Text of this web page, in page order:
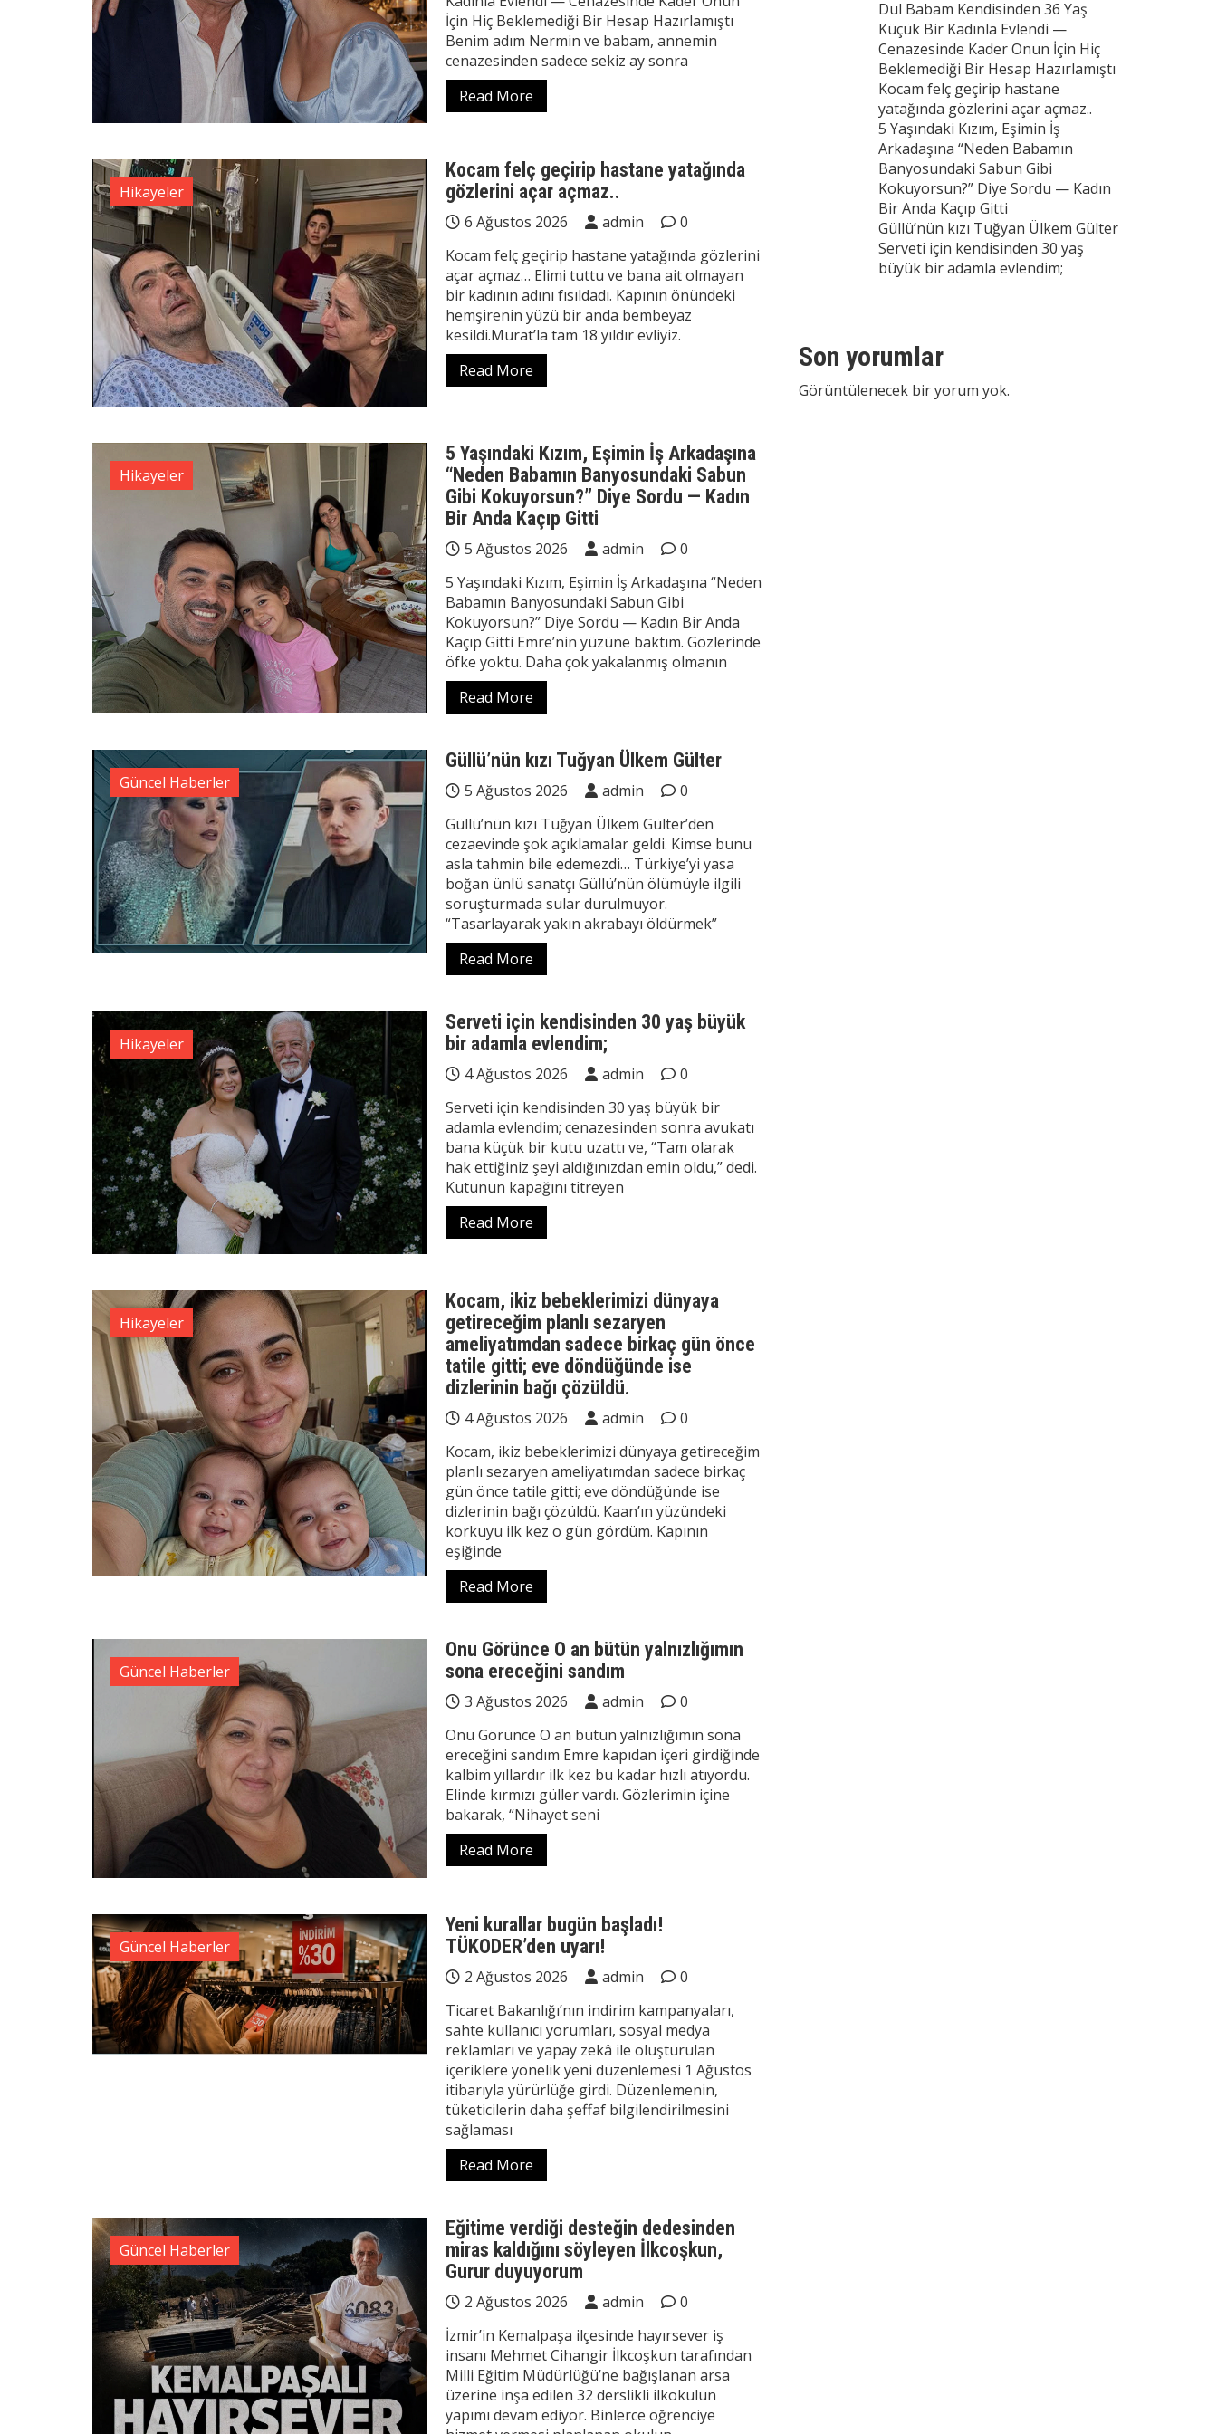
İçin Hiç Beklemediği Bir Hesap Hazırlamıştı
Benim adım Nermin ve babam, annemin
cenazesinden sadece sekiz ay sonra
Read More
Hikayeler
Kocam felç geçirip hastane yatağında
gözlerini açar açmaz..
6 Ağustos 2026 admin
0
Kocam felç geçirip hastane yatağında gözlerini
açar açmaz… Elimi tuttu ve bana ait olmayan
bir kadının adını fısıldadı. Kapının önündeki
hemşirenin yüzü bir anda bembeyaz
kesildi.Murat’la tam 18 yıldır evliyiz.
Read More
Hikayeler
5 Yaşındaki Kızım, Eşimin İş Arkadaşına
“Neden Babamın Banyosundaki Sabun
Gibi Kokuyorsun?” Diye Sordu — Kadın
Bir Anda Kaçıp Gitti
5 Ağustos 2026 admin
0
5 Yaşındaki Kızım, Eşimin İş Arkadaşına “Neden
Babamın Banyosundaki Sabun Gibi
Kokuyorsun?” Diye Sordu — Kadın Bir Anda
Kaçıp Gitti Emre’nin yüzüne baktım. Gözlerinde
öfke yoktu. Daha çok yakalanmış olmanın
Read More
Güncel Haberler
Güllü’nün kızı Tuğyan Ülkem Gülter
5 Ağustos 2026 admin
0
Güllü’nün kızı Tuğyan Ülkem Gülter’den
cezaevinde şok açıklamalar geldi. Kimse bunu
asla tahmin bile edemezdi… Türkiye’yi yasa
boğan ünlü sanatçı Güllü’nün ölümüyle ilgili
soruşturmada sular durulmuyor.
“Tasarlayarak yakın akrabayı öldürmek”
Read More
Hikayeler
Serveti için kendisinden 30 yaş büyük
bir adamla evlendim;
4 Ağustos 2026 admin
0
Serveti için kendisinden 30 yaş büyük bir
adamla evlendim; cenazesinden sonra avukatı
bana küçük bir kutu uzattı ve, “Tam olarak
hak ettiğiniz şeyi aldığınızdan emin oldu,” dedi.
Kutunun kapağını titreyen
Read More
Hikayeler
Kocam, ikiz bebeklerimizi dünyaya
getireceğim planlı sezaryen
ameliyatımdan sadece birkaç gün önce
tatile gitti; eve döndüğünde ise
dizlerinin bağı çözüldü.
4 Ağustos 2026 admin
0
Kocam, ikiz bebeklerimizi dünyaya getireceğim
planlı sezaryen ameliyatımdan sadece birkaç
gün önce tatile gitti; eve döndüğünde ise
dizlerinin bağı çözüldü. Kaan’ın yüzündeki
korkuyu ilk kez o gün gördüm. Kapının
eşiğinde
Read More
Güncel Haberler
Onu Görünce O an bütün yalnızlığımın
sona ereceğini sandım
3 Ağustos 2026 admin
0
Onu Görünce O an bütün yalnızlığımın sona
ereceğini sandım Emre kapıdan içeri girdiğinde
kalbim yıllardır ilk kez bu kadar hızlı atıyordu.
Elinde kırmızı güller vardı. Gözlerimin içine
bakarak, “Nihayet seni
Read More
Güncel Haberler
Yeni kurallar bugün başladı!
TÜKODER’den uyarı!
2 Ağustos 2026 admin
0
Ticaret Bakanlığı’nın indirim kampanyaları,
sahte kullanıcı yorumları, sosyal medya
reklamları ve yapay zekâ ile oluşturulan
içeriklere yönelik yeni düzenlemesi 1 Ağustos
itibarıyla yürürlüğe girdi. Düzenlemenin,
tüketicilerin daha şeffaf bilgilendirilmesini
sağlaması
Read More
Güncel Haberler
Eğitime verdiği desteğin dedesinden
miras kaldığını söyleyen İlkcoşkun,
Gurur duyuyorum
2 Ağustos 2026 admin
0
İzmir’in Kemalpaşa ilçesinde hayırsever iş
insanı Mehmet Cihangir İlkcoşkun tarafından
Milli Eğitim Müdürlüğü’ne bağışlanan arsa
üzerine inşa edilen 32 derslikli ilkokulun
yapımı devam ediyor. Binlerce öğrenciye
Dul Babam Kendisinden 36 Yaş
Küçük Bir Kadınla Evlendi —
Cenazesinde Kader Onun İçin Hiç
Beklemediği Bir Hesap Hazırlamıştı
Kocam felç geçirip hastane
yatağında gözlerini açar açmaz..
5 Yaşındaki Kızım, Eşimin İş
Arkadaşına “Neden Babamın
Banyosundaki Sabun Gibi
Kokuyorsun?” Diye Sordu — Kadın
Bir Anda Kaçıp Gitti
Güllü’nün kızı Tuğyan Ülkem Gülter
Serveti için kendisinden 30 yaş
büyük bir adamla evlendim;
Son yorumlar
Görüntülenecek bir yorum yok.